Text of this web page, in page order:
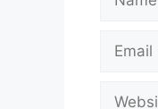
Email
Website